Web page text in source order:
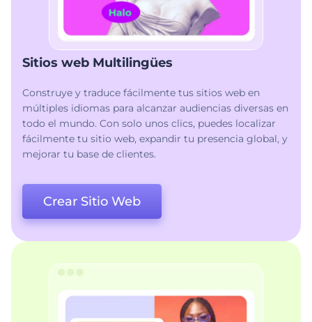
Sitios web Multilingües
Construye y traduce fácilmente tus sitios web en
múltiples idiomas para alcanzar audiencias diversas en
todo el mundo. Con solo unos clics, puedes localizar
fácilmente tu sitio web, expandir tu presencia global, y
mejorar tu base de clientes.
Crear Sitio Web